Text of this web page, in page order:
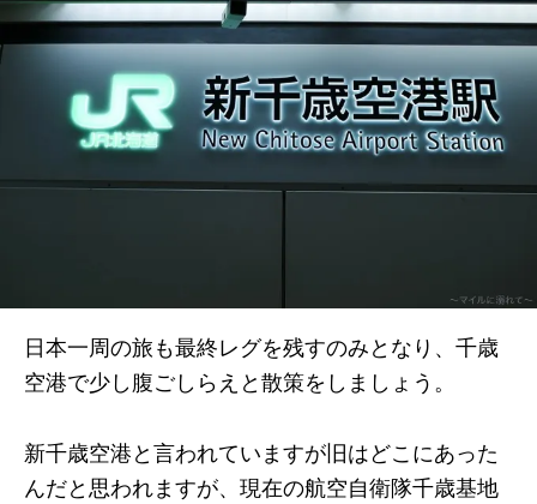
日本一周の旅も最終レグを残すのみとなり、千歳
空港で少し腹ごしらえと散策をしましょう。
新千歳空港と言われていますが旧はどこにあった
んだと思われますが、現在の航空自衛隊千歳基地